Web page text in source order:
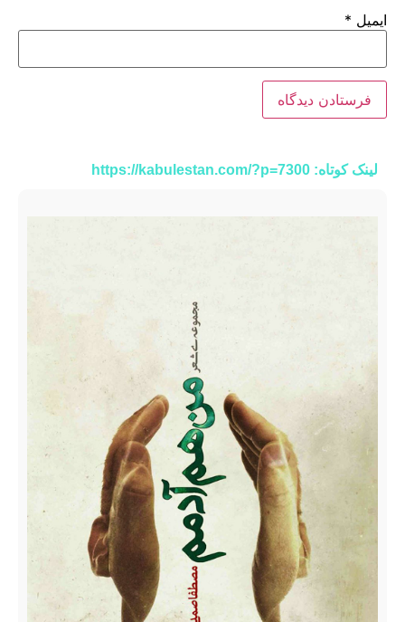
لینک کوتاه: https://kabulestan.com/?p=7300
ایمیل *